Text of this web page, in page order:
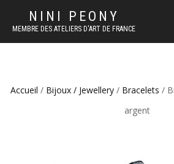
NINI PEONY
MEMBRE DES ATELIERS D'ART DE FRANCE
Accueil / Bijoux / Jewellery / Bracelets /
argent